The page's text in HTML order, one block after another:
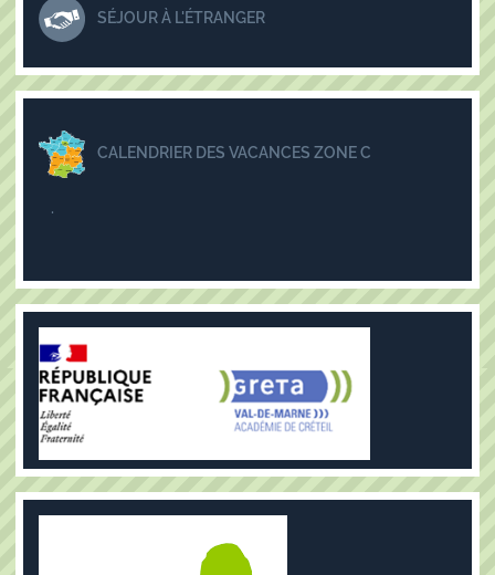
SÉJOUR À L'ÉTRANGER
CALENDRIER DES VACANCES ZONE C
.